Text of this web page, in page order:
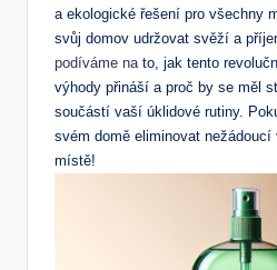
a ekologické řešení pro všechny
svůj domov udržovat svěží a
podíváme nato, jak tento
výhody přináší a proč by se měl
součástí vaší úklidové rutiny.
svém domě eliminovat nežádoucí
místě!